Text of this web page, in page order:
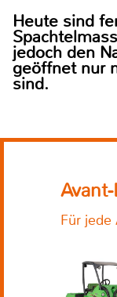
Heute sind
jedoch den
geöffnet nur
sind.
Für